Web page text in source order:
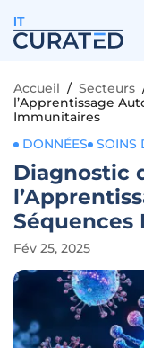
IT
Accueil / Secteurs
l’Apprentissage
Immunitaires
DONNÉES
SOINS
Diagnostic
Fév 25, 2025